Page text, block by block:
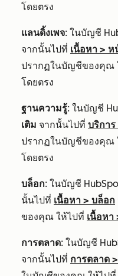
โดยตรง
แลนดิ้งเพจ: ในบัญชี
จากนั้นไปที่ เนื้อหา > ห
ปรากฏในบัญชีของคุณ
โดยตรง
ฐานความรู้: ในบัญชี
เติม จากนั้นไปที่ บริการ
ปรากฏในบัญชีของคุณ
โดยตรง
บล็อก: ในบัญชี
นั้นไปที่ เนื้อหา > บล็อก
ของคุณ ให้ไปที่ เนื้อหา
การตลาด: ในบัญชี
จากนั้นไปที่ การตลาด >